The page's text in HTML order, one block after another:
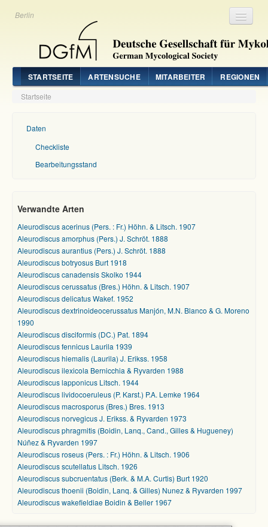
Berlin
STARTSEITE ARTENSUCHE MITARBEITER REGIONEN
Startseite
Daten
Checkliste
Bearbeitungsstand
Verwandte Arten
Aleurodiscus acerinus (Pers. : Fr.) Höhn. & Litsch. 1907
Aleurodiscus amorphus (Pers.) J. Schröt. 1888
Aleurodiscus aurantius (Pers.) J. Schröt. 1888
Aleurodiscus botryosus Burt 1918
Aleurodiscus canadensis Skolko 1944
Aleurodiscus cerussatus (Bres.) Höhn. & Litsch. 1907
Aleurodiscus delicatus Wakef. 1952
Aleurodiscus dextrinoideocerussatus Manjón, M.N. Blanco & G. Moreno
1990
Aleurodiscus disciformis (DC.) Pat. 1894
Aleurodiscus fennicus Laurila 1939
Aleurodiscus hiemalis (Laurila) J. Erikss. 1958
Aleurodiscus ilexicola Bernicchia & Ryvarden 1988
Aleurodiscus lapponicus Litsch. 1944
Aleurodiscus lividocoeruleus (P. Karst.) P.A. Lemke 1964
Aleurodiscus macrosporus (Bres.) Bres. 1913
Aleurodiscus norvegicus J. Erikss. & Ryvarden 1973
Aleurodiscus phragmitis (Boidin, Lanq., Cand., Gilles & Hugueney)
Núñez & Ryvarden 1997
Aleurodiscus roseus (Pers. : Fr.) Höhn. & Litsch. 1906
Aleurodiscus scutellatus Litsch. 1926
Aleurodiscus subcruentatus (Berk. & M.A. Curtis) Burt 1920
Aleurodiscus thoenii (Boidin, Lanq. & Gilles) Nunez & Ryvarden 1997
Aleurodiscus wakefieldiae Boidin & Beller 1967